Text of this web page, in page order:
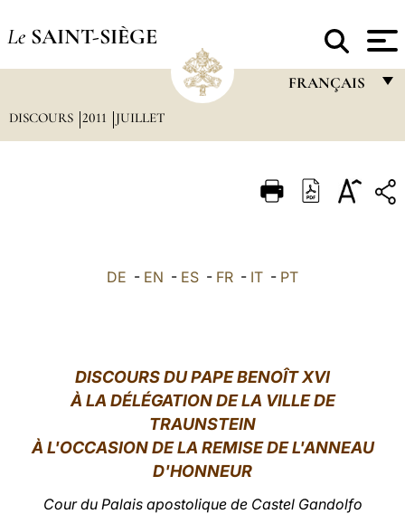
Le SAINT-SIÈGE
FRANÇAIS
ITALIANO
العربيّة
中文
DISCOURS 2011 JUILLET
DE - EN - ES - FR - IT - PT
DISCOURS DU PAPE BENOÎT XVI
À LA DÉLÉGATION DE LA VILLE DE
TRAUNSTEIN
À L'OCCASION DE LA REMISE DE L'ANNEAU
D'HONNEUR
Cour du Palais apostolique de Castel Gandolfo